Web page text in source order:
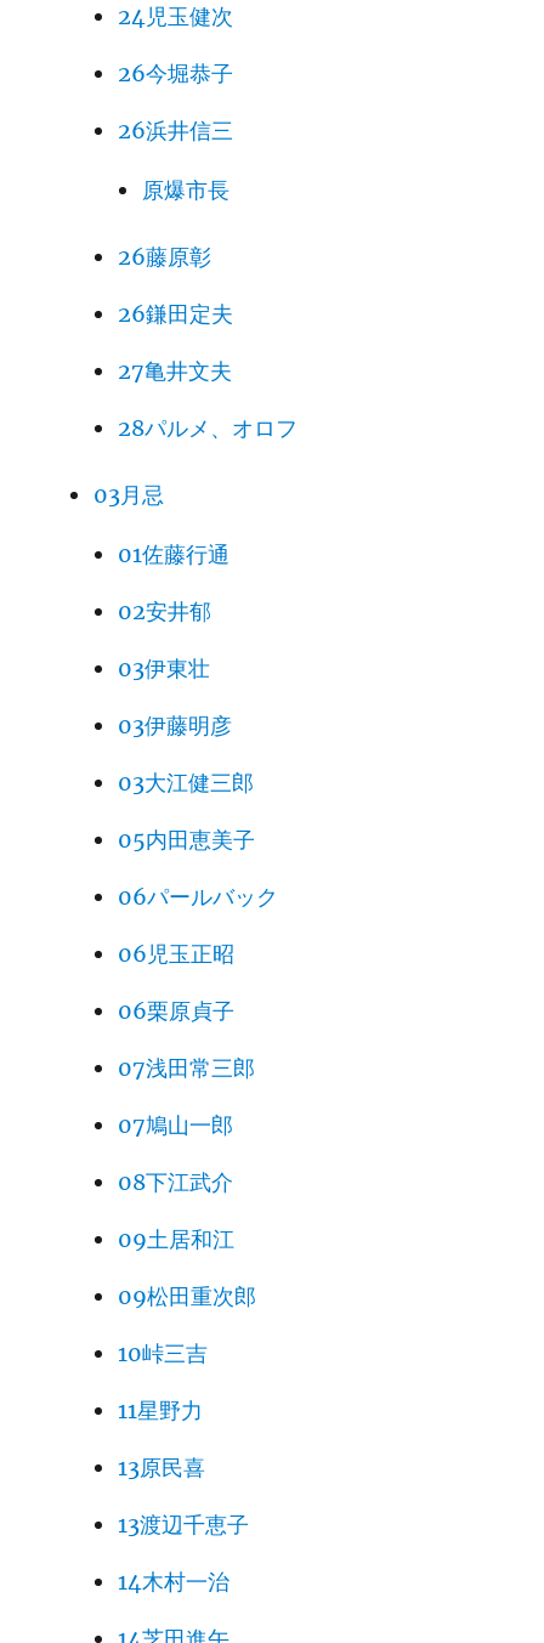
24児玉健次
26今堀恭子
26浜井信三
原爆市長
26藤原彰
26鎌田定夫
27亀井文夫
28パルメ、オロフ
03月忌
01佐藤行通
02安井郁
03伊東壮
03伊藤明彦
03大江健三郎
05内田恵美子
06パールバック
06児玉正昭
06栗原貞子
07浅田常三郎
07鳩山一郎
08下江武介
09土居和江
09松田重次郎
10峠三吉
11星野力
13原民喜
13渡辺千恵子
14木村一治